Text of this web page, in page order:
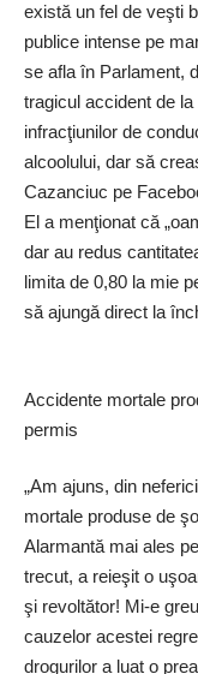
există un fel de veşti
publice intense pe
se afla în Parlament,
tragicul accident de
infracţiunilor de
alcoolului, dar să
Cazanciuc pe
El a menţionat că
dar au redus
limita de 0,80 la mie
să ajungă direct la
Accidente mortale
permis
„Am ajuns, din
mortale produse de
Alarmantă mai ales
trecut, a reieşit o
şi revoltător! Mi-e
cauzelor acestei
drogurilor a luat o